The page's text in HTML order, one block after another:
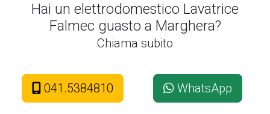
Hai un elettrodomestico Lavatrice
Falmec guasto a Marghera?
Chiama subito
041.5384810 WhatsApp